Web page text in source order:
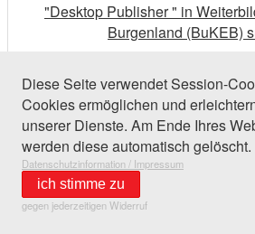
"Desktop Publisher " in
Burgenland (BuKEB)
Diese Seite verwendet Session-
Cookies ermöglichen und
unserer Dienste. Am Ende Ihres
werden diese automatisch gelöscht.
Datenschutzinformation / Impressum
ich stimme zu
gegen jederzeitigen Widerruf